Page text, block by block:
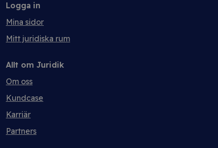
Logga in
Mina sidor
Mitt juridiska rum
Allt om Juridik
Om oss
Kundcase
Karriär
Partners